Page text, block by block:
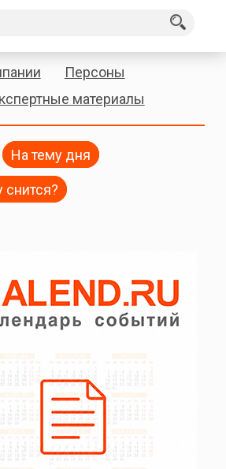
Персоны
материалы
На тему дня
снится?